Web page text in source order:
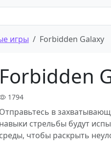
игры Forbidden Galaxy
Forbidden
1794
Отправьтесь в
навыки стрельбы будут
среды, чтобы раскрыть